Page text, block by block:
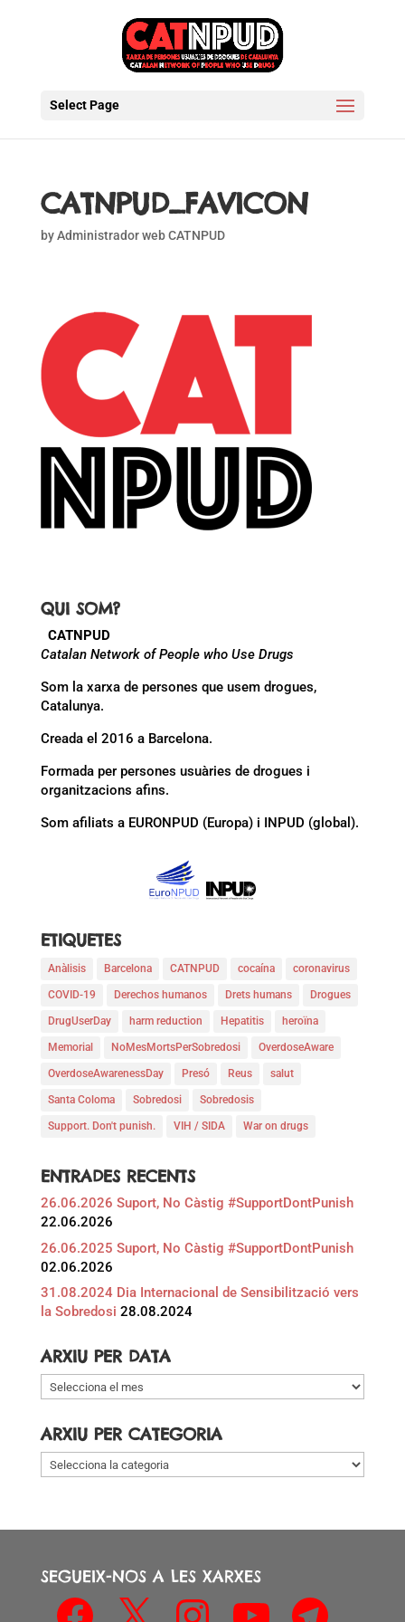
Select Page
CATNPUD_FAVICON
byAdministrador web CATNPUD
QUI SOM?
CATNPUD
Catalan Network of People who Use Drugs
Som la xarxa de persones que usem drogues,
Catalunya.
Creada el 2016 a Barcelona.
Formada per persones usuàries de drogues i
organitzacions afins.
Som afiliats a EURONPUD (Europa) i INPUD (global).
ETIQUETES
Anàlisis Barcelona CATNPUD cocaína coronavirus
COVID-19 Derechos humanos Drets humans Drogues
DrugUserDay harm reduction Hepatitis heroïna
Memorial NoMesMortsPerSobredosi OverdoseAware
OverdoseAwarenessDay Presó Reus salut
Santa Coloma Sobredosi Sobredosis
Support. Don't punish. VIH / SIDA War on drugs
ENTRADES RECENTS
26.06.2026 Suport, No Càstig #SupportDontPunish
22.06.2026
26.06.2025 Suport, No Càstig #SupportDontPunish
02.06.2026
31.08.2024 Dia Internacional de Sensibilització vers
la Sobredosi 28.08.2024
ARXIU PER DATA
Arxiu
per
ARXIU PER CATEGORIA
Arxiu
per
SEGUEIX-NOS A LES XARXES
Facebook Instagram Telegram